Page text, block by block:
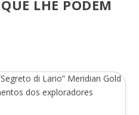
LHE PODEM